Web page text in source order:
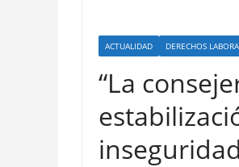
ACTUALIDAD DERECHOS
“La